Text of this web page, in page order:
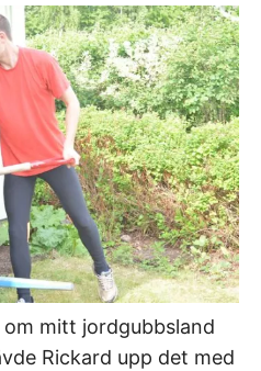
mitt jordgubbsland
Rickard upp det med